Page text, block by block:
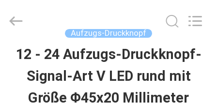
HAUS
PRODUKTE
SUNNY
Aufzugs-Druckknopf
12 - 24 Aufzugs-Druckknopf-
Signal-Art V LED rund mit
Größe Φ45x20 Millimeter